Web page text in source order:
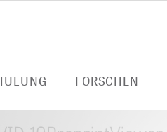
FORSCHEN
BEI ZB MED